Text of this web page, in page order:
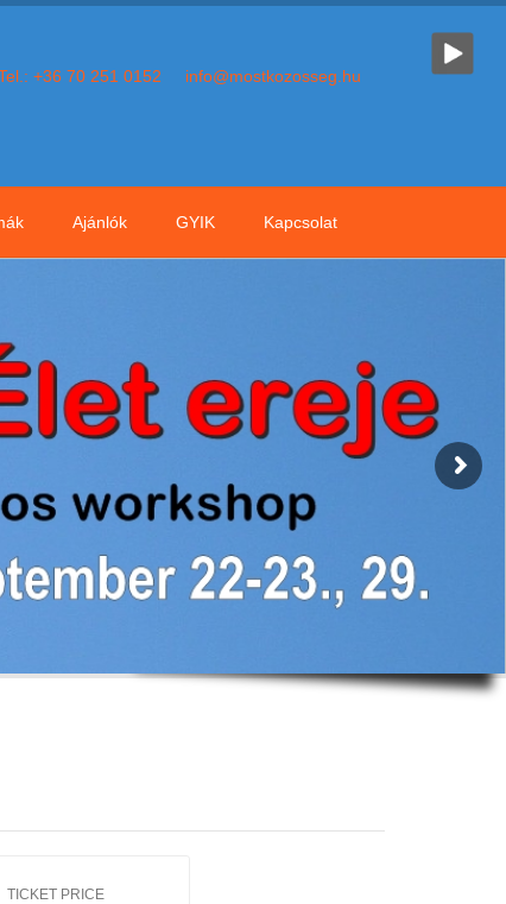
+36 70 251 0152 info@mostkozosseg.hu
Ajánlók GYIK Kapcsolat
TICKET PRICE